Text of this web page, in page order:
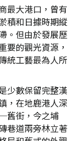
最大港口，曾有
積和日據時期縱
。但由於發展歷
要的觀光資源，
統工藝最為人所
少數保留完整漢
，在地鹿港人深
舊街，今之埔
巷道兩旁林立著